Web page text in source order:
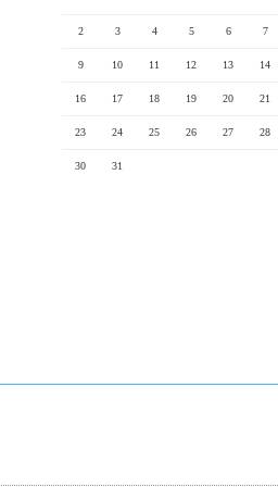
2 3 4 5 6 7
9 10 11 12 13 14
16 17 18 19 20 21
23 24 25 26 27 28
30 31